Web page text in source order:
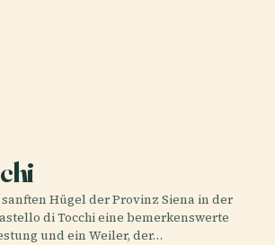
Hügel der Provinz Siena in der
di Tocchi eine bemerkenswerte
und ein Weiler, der…